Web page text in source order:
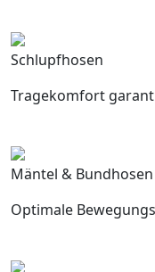
Schlupfhosen
Tragekomfort
Mäntel & Bundhosen
Optimale